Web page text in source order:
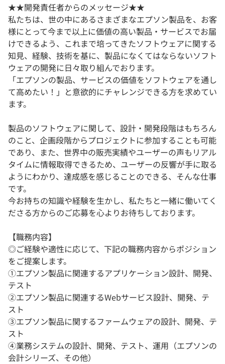
★★開発責任者からのメッセージ★★
私たちは、世の中にあるさまざまなエプソン製品を、お客
様にとって今まで以上に価値の高い製品・サービスでお届
けできるよう、これまで培ってきたソフトウェアに関する
知見、経験、技術を基に、製品になくてはならないソフト
ウェアの開発に日々取り組んでおります。
「エプソンの製品、サービスの価値をソフトウェアを通し
て高めたい！」と意欲的にチャレンジできる方を求めてい
ます。
製品のソフトウェアに関して、設計・開発段階はもちろん
のこと、企画段階からプロジェクトに参加することも可能
であり、また、世界中の販売実績やユーザーの声もリアル
タイムに情報取得できるため、ユーザーの反響が手に取る
ようにわかり、達成感を感じることのできる、そんな仕事
です。
今お持ちの知識や経験を生かし、私たちと一緒に働いてく
ださる方からのご応募を心よりお待ちしております。
【職務内容】
◎ご経験や適性に応じて、下記の職務内容からポジション
をご提案します。
①エプソン製品に関連するアプリケーション設計、開発、
テスト
②エプソン製品に関連するWebサービス設計、開発、テ
スト
③エプソン製品に関するファームウェアの設計、開発、テ
スト
④業務システムの設計、開発、テスト、運用（エプソンの
会計シリーズ、その他）